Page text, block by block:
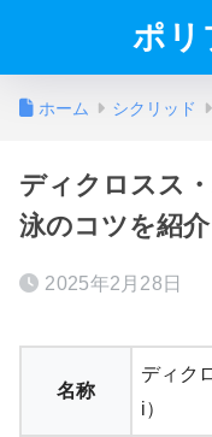
ポリ
ホーム シクリッド
ディクロスス
泳のコツを紹介
2025年2月28日
名称
ディク
i）